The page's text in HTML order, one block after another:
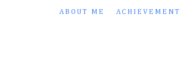
ABOUT ME ACHIEVEMENT